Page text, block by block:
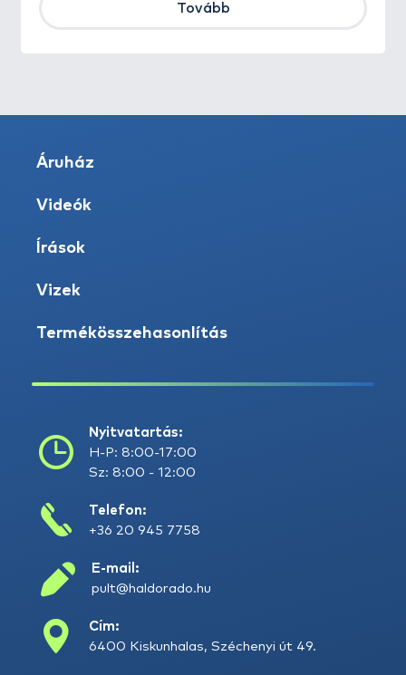
Tovább
Áruház
Videók
Írások
Vizek
Termékösszehasonlítás
Nyitvatartás:
H-P: 8:00-17:00
Sz: 8:00 - 12:00
Telefon:
+36 20 945 7758
E-mail:
pult@haldorado.hu
Cím:
6400 Kiskunhalas, Széchenyi út 49.